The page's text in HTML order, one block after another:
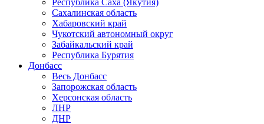
Республика Саха (Якутия)
Сахалинская область
Хабаровский край
Чукотский автономный округ
Забайкальский край
Республика Бурятия
Донбасс
Весь Донбасс
Запорожская область
Херсонская область
ЛНР
ДНР